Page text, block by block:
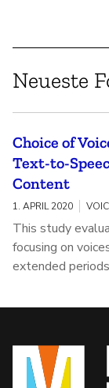
Neueste
Choice of
Text-to-
Content
1. APRIL 2020
This study
focusing on
extended